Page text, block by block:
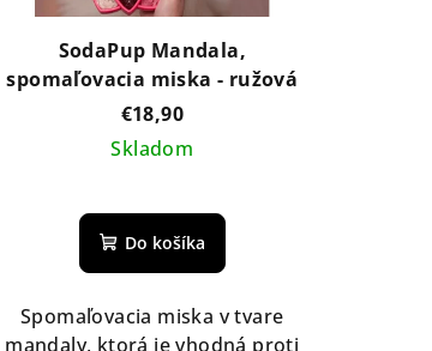
SodaPup Mandala,
spomaľovacia miska - ružová
€18,90
Skladom
hodnotenie
produktu
je
4,0
z
Do košíka
Spomaľovacia miska v tvare
mandaly, ktorá je vhodná proti